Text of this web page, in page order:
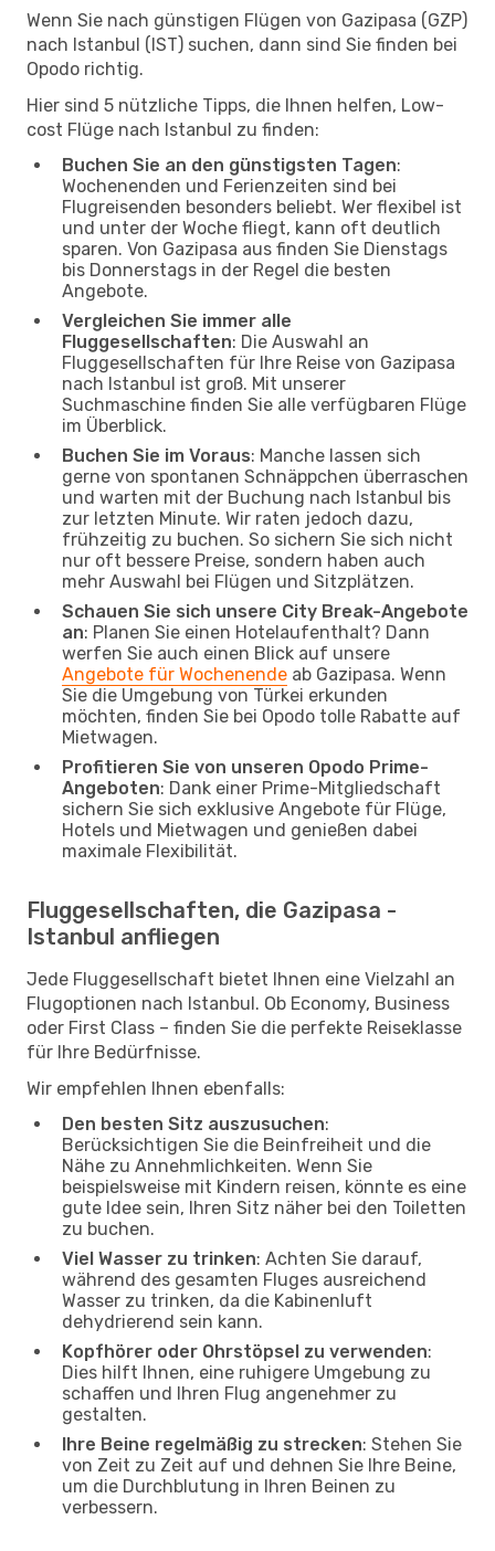
Wenn Sie nach günstigen Flügen von Gazipasa (GZP)
nach Istanbul (IST) suchen, dann sind Sie finden bei
Opodo richtig.
Hier sind 5 nützliche Tipps, die Ihnen helfen, Low-
cost Flüge nach Istanbul zu finden:
Buchen Sie an den günstigsten Tagen:
Wochenenden und Ferienzeiten sind bei
Flugreisenden besonders beliebt. Wer flexibel ist
und unter der Woche fliegt, kann oft deutlich
sparen. Von Gazipasa aus finden Sie Dienstags
bis Donnerstags in der Regel die besten
Angebote.
Vergleichen Sie immer alle
Fluggesellschaften: Die Auswahl an
Fluggesellschaften für Ihre Reise von Gazipasa
nach Istanbul ist groß. Mit unserer
Suchmaschine finden Sie alle verfügbaren Flüge
im Überblick.
Buchen Sie im Voraus: Manche lassen sich
gerne von spontanen Schnäppchen überraschen
und warten mit der Buchung nach Istanbul bis
zur letzten Minute. Wir raten jedoch dazu,
frühzeitig zu buchen. So sichern Sie sich nicht
nur oft bessere Preise, sondern haben auch
mehr Auswahl bei Flügen und Sitzplätzen.
Schauen Sie sich unsere City Break-Angebote
an: Planen Sie einen Hotelaufenthalt? Dann
werfen Sie auch einen Blick auf unsere
Angebote für Wochenende ab Gazipasa. Wenn
Sie die Umgebung von Türkei erkunden
möchten, finden Sie bei Opodo tolle Rabatte auf
Mietwagen.
Profitieren Sie von unseren Opodo Prime-
Angeboten: Dank einer Prime-Mitgliedschaft
sichern Sie sich exklusive Angebote für Flüge,
Hotels und Mietwagen und genießen dabei
maximale Flexibilität.
Fluggesellschaften, die Gazipasa -
Istanbul anfliegen
Jede Fluggesellschaft bietet Ihnen eine Vielzahl an
Flugoptionen nach Istanbul. Ob Economy, Business
oder First Class – finden Sie die perfekte Reiseklasse
für Ihre Bedürfnisse.
Wir empfehlen Ihnen ebenfalls:
Den besten Sitz auszusuchen:
Berücksichtigen Sie die Beinfreiheit und die
Nähe zu Annehmlichkeiten. Wenn Sie
beispielsweise mit Kindern reisen, könnte es eine
gute Idee sein, Ihren Sitz näher bei den Toiletten
zu buchen.
Viel Wasser zu trinken: Achten Sie darauf,
während des gesamten Fluges ausreichend
Wasser zu trinken, da die Kabinenluft
dehydrierend sein kann.
Kopfhörer oder Ohrstöpsel zu verwenden:
Dies hilft Ihnen, eine ruhigere Umgebung zu
schaffen und Ihren Flug angenehmer zu
gestalten.
Ihre Beine regelmäßig zu strecken: Stehen Sie
von Zeit zu Zeit auf und dehnen Sie Ihre Beine,
um die Durchblutung in Ihren Beinen zu
verbessern.